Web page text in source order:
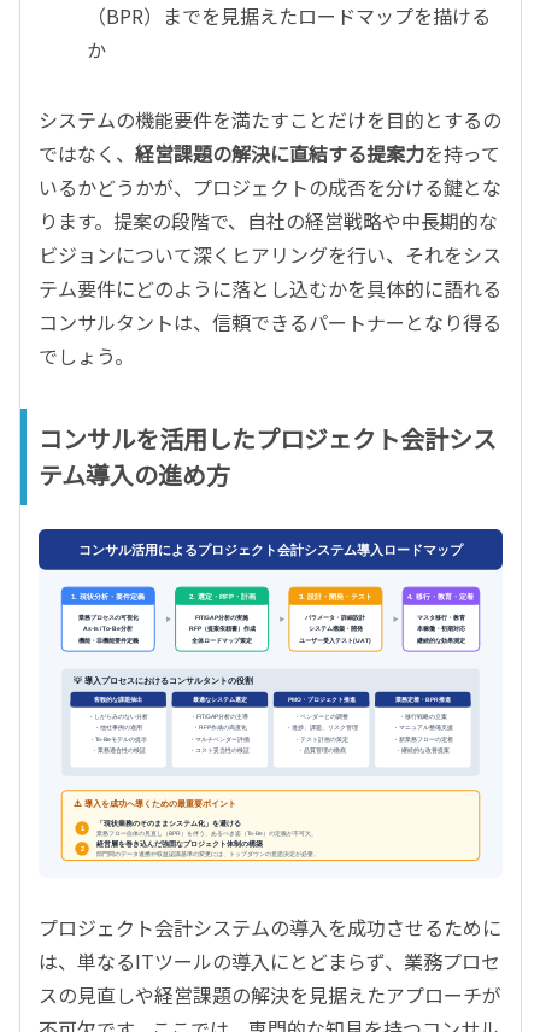
（BPR）までを見据えたロードマップを描ける
か
システムの機能要件を満たすことだけを目的とするの
ではなく、 経営課題の解決に直結する提案力を持って
いるかどうかが、プロジェクトの成否を分ける鍵とな
ります。提案の段階で、自社の経営戦略や中長期的な
ビジョンについて深くヒアリングを行い、それをシス
テム要件にどのように落とし込むかを具体的に語れる
コンサルタントは、信頼できるパートナーとなり得る
でしょう。
コンサルを活用したプロジェクト会計シス
テム導入の進め方
コンサル活用によるプロジェクト会計システム導入ロードマップ
1. 現状分析・要件定義
業務プロセスの可視化
As-Is / To-Be分析
機能・非機能要件定義
2. 選定・RFP・計画
FIT/GAP分析の実施
RFP（提案依頼書）作成
全体ロードマップ策定
3. 設計・開発・テスト
パラメータ・詳細設計
システム構築・開発
ユーザー受入テスト(UAT)
4. 移行・教育・定着
マスタ移行・教育
本稼働・初期対応
継続的な効果測定
💡 導入プロセスにおけるコンサルタントの役割
客観的な課題抽出
・しがらみのない分析
・他社事例の適用
・To-Beモデルの提示
・業務適合性の検証
最適なシステム選定
・FIT/GAP分析の主導
・RFP作成の高度化
・マルチベンダー評価
・コスト妥当性の検証
PMO・プロジェクト推進
・ベンダーとの調整
・進捗、課題、リスク管理
・テスト計画の策定
・品質管理の徹底
業務定着・BPR推進
・移行戦略の立案
・マニュアル整備支援
・新業務フローの定着
・継続的な改善提案
⚠️ 導入を成功へ導くための最重要ポイント
1 「現状業務のそのままシステム化」を避ける
業務フロー自体の見直し（BPR）を伴う、あるべき姿（To-Be）の定義が不可欠。
2 経営層を巻き込んだ強固なプロジェクト体制の構築
部門間のデータ連携や収益認識基準の変更には、トップダウンの意思決定が必要。
プロジェクト会計システムの導入を成功させるために
は、単なるITツールの導入にとどまらず、業務プロセ
スの見直しや経営課題の解決を見据えたアプローチが